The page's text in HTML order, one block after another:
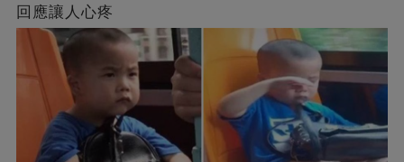
回應讓人心疼